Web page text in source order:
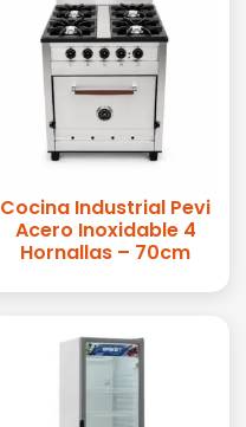
Cocina Industrial Pevi
Acero Inoxidable 4
Hornallas – 70cm